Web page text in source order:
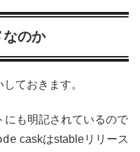
のか
ておきます。
も明記されているので
caskはstableリリース